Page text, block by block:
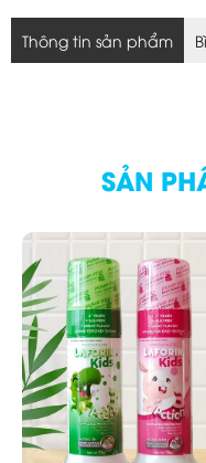
Thông tin sản phẩm
SẢN